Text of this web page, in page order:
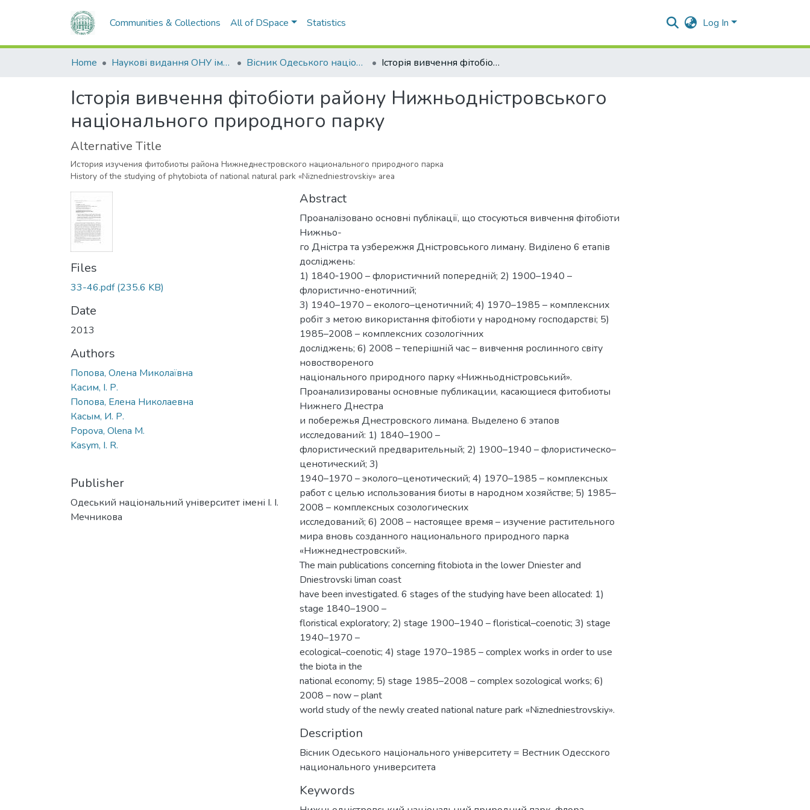
Communities & Collections All of DSpace Statistics Log In
Home Наукові видання ОНУ імені І. І. Мечникова Вісник Одеського національного університету. Біологія Історія вивчення фітобіоти району Нижньодністровського національного природного парку
Історія вивчення фітобіоти району Нижньодністровського
національного природного парку
Alternative Title
История изучения фитобиоты района Нижнеднестровского национального природного парка
History of the studying of phytobiota of national natural park «Niznedniestrovskiy» area
Files
33-46.pdf(235.6 KB)
Date
2013
Authors
Попова, Олена Миколаївна
Касим, І. Р.
Попова, Елена Николаевна
Касым, И. Р.
Popova, Olena M.
Kasym, I. R.
Publisher
Одеський національний університет імені І. І.
Мечникова
Abstract
Проаналізовано основні публікації, що стосуються вивчення фітобіоти
Нижньо-
го Дністра та узбережжя Дністровського лиману. Виділено 6 етапів
досліджень:
1) 1840‑1900 – флористичний попередній; 2) 1900–1940 –
флористично-енотичний;
3) 1940–1970 – еколого–ценотичний; 4) 1970–1985 – комплексних
робіт з метою використання фітобіоти у народному господарстві; 5)
1985–2008 – комплексних созологічних
досліджень; 6) 2008 – теперішній час – вивчення рослинного світу
новоствореного
національного природного парку «Нижньодністровський».
Проанализированы основные публикации, касающиеся фитобиоты
Нижнего Днестра
и побережья Днестровского лимана. Выделено 6 этапов
исследований: 1) 1840–1900 –
флористический предварительный; 2) 1900–1940 – флористическо–
ценотический; 3)
1940–1970 – эколого–ценотический; 4) 1970–1985 – комплексных
работ с целью использования биоты в народном хозяйстве; 5) 1985–
2008 – комплексных созологических
исследований; 6) 2008 – настоящее время – изучение растительного
мира вновь созданного национального природного парка
«Нижнеднестровский».
The main publications concerning fitobiota in the lower Dniester and
Dniestrovski liman coast
have been investigated. 6 stages of the studying have been allocated: 1)
stage 1840–1900 –
floristical exploratory; 2) stage 1900–1940 – floristical–coenotic; 3) stage
1940–1970 –
ecological–coenotic; 4) stage 1970–1985 – complex works in order to use
the biota in the
national economy; 5) stage 1985–2008 – complex sozological works; 6)
2008 – now – plant
world study of the newly created national nature park «Niznedniestrovskiy».
Description
Вiсник Одеського нацiонального унiверситету = Вестник Одесского
национального университета
Keywords